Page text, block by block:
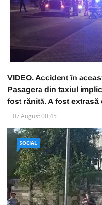
VIDEO. Accident în
Pasagera din taxiul
fost rănită. A fost
07 August 00:45
SOCIAL